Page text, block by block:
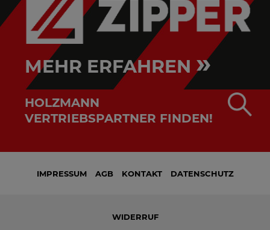
MEHR ERFAHREN »
HOLZMANN
VERTRIEBSPARTNER FINDEN!
IMPRESSUM AGB KONTAKT DATENSCHUTZ
WIDERRUF